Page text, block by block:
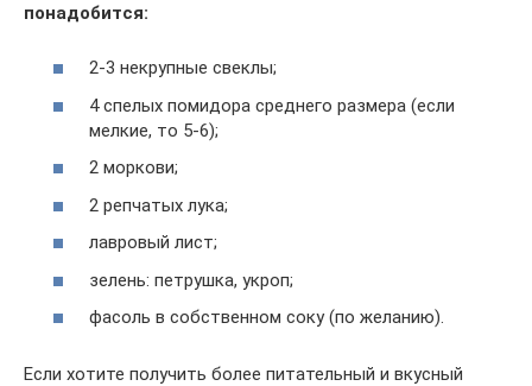
понадобится:
2-3 некрупные свеклы;
4 спелых помидора среднего размера (если
мелкие, то 5-6);
2 моркови;
2 репчатых лука;
лавровый лист;
зелень: петрушка, укроп;
фасоль в собственном соку (по желанию).
Если хотите получить более питательный и вкусный